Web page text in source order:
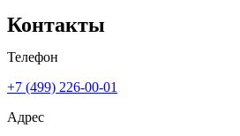
Контакты
Телефон
+7 (499) 226-00-01
Адрес